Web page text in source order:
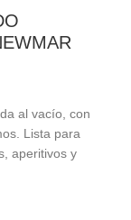
al vacío, con
Lista para
aperitivos y